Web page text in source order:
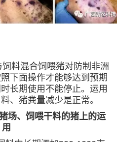
饲料混合饲喂猪对防制非洲
下面操作才能够达到预期
长期使用不能停止。运用
、猪粪量减少是正常。
场、饲喂干料的猪上的运
用